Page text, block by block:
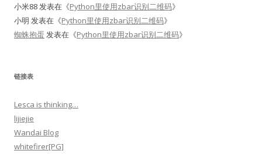
小米88发表在《Python里使用zbar识别二维码》
小明 发表在《Python里使用zbar识别二维码》
蜘蛛抱蛋 发表在《Python里使用zbar识别二维码》
链接表
Lesca is thinking…
lijiejie
Wandai Blog
whitefirer[PG]